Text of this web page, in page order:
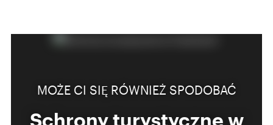
MOŻE CI SIĘ RÓWNIEŻ SPODOBAĆ